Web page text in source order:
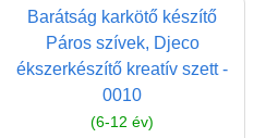
Barátság karkötő készítő
Páros szívek, Djeco
ékszerkészítő kreatív szett -
0010
(6-12 év)
ÁSZF
Szállítási költség 1490 Ft-tól,
de akár INGYEN!
1-3 munkanapos kiszállítás